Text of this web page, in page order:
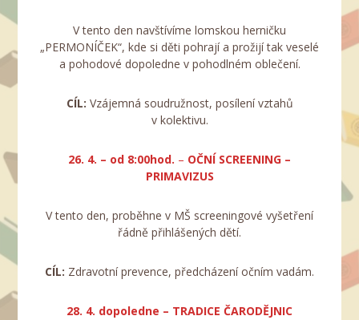
V tento den navštívíme lomskou herničku
„PERMONÍČEK“, kde si děti pohrají a prožijí tak veselé
a pohodové dopoledne v pohodlném oblečení.
CÍL: Vzájemná soudružnost, posílení vztahů
v kolektivu.
26. 4. – od 8:00hod. – OČNÍ SCREENING –
PRIMAVIZUS
V tento den, proběhne v MŠ screeningové vyšetření
řádně přihlášených dětí.
CÍL: Zdravotní prevence, předcházení očním vadám.
28. 4. dopoledne – TRADICE ČARODĚJNIC